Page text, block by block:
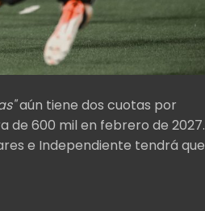
aún tiene dos cuotas por
de 600 mil en febrero de 2027.
e Independiente tendrá que